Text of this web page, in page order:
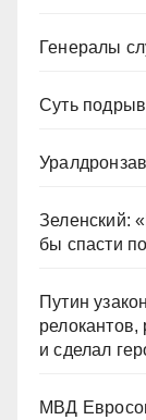
Генералы
Суть
Зеленский:
бы спасти
Путин
и сделал
МВД